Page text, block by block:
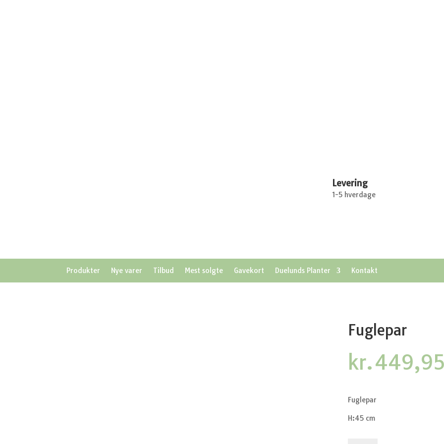
Levering
1-5 hverdage
Produkter Nye varer Tilbud Mest solgte Gavekort Duelunds Planter Kontakt
Fuglepar
kr.449,95
Fuglepar
H:45 cm